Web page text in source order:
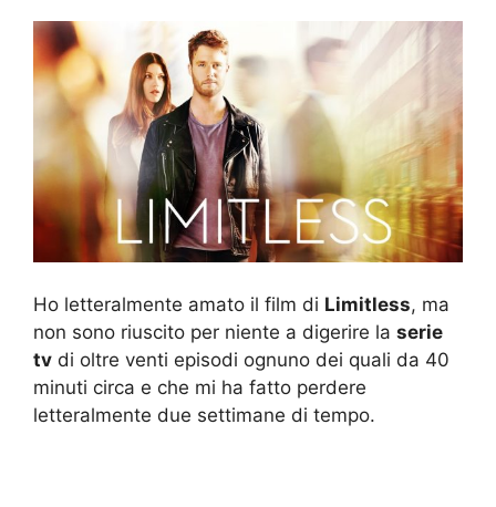
Ho letteralmente amato il film di Limitless, ma
non sono riuscito per niente a digerire la serie
tv di oltre venti episodi ognuno dei quali da 40
minuti circa e che mi ha fatto perdere
letteralmente due settimane di tempo.